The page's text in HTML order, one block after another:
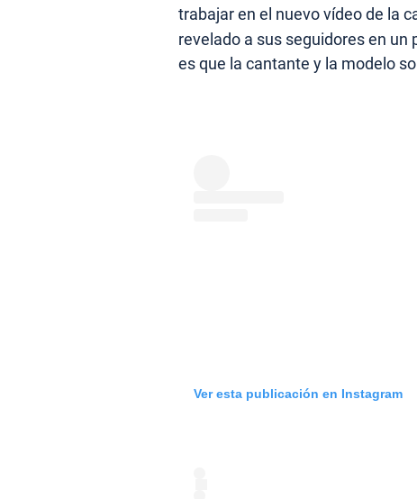
trabajar en el nuevo vídeo de la
revelado a sus seguidores en
es que la cantante y la modelo
Ver esta publicación en Instagram